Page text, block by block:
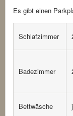
Es gibt einen
Schlafzimmer
Badezimmer
Bettwäsche